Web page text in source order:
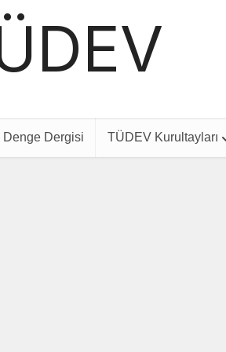
Denge Dergisi TÜDEV Kurultayları